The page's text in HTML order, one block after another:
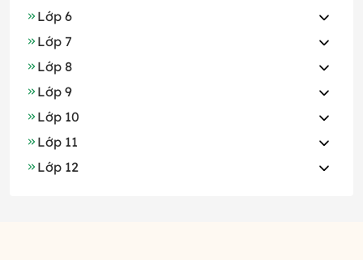
Lớp 6
Lớp 7
Lớp 8
Lớp 9
Lớp 10
Lớp 11
Lớp 12